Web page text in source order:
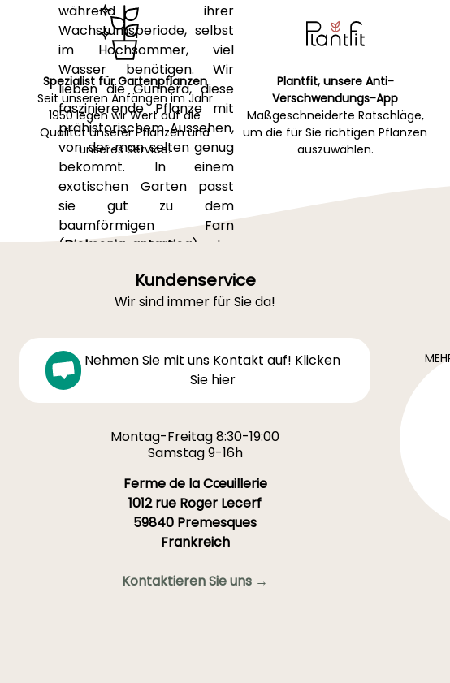
während ihrer
Wachstumsperiode, selbst
im Hochsommer, viel
Wasser benötigen. Wir
lieben die Gunnéra, diese
faszinierende Pflanze mit
prähistorischem Aussehen,
von der man selten genug
bekommt. In einem
exotischen Garten passt
sie gut zu dem
baumförmigen Farn
(Dicksonia antartica) oder
Böden mögen oder
tolerieren, wie Sabal und
Lesen Sie unseren Artikel
"Gunnera, Riesenrhabarber
aus Brasilien: pflanzen und
pflegen"
SIE LIEBEN SIE!
Meinungen
Spezialist für Gartenpflanzen
Seit unseren Anfängen im Jahr
1950 legen wir Wert auf die
Qualität unserer Pflanzen und
unseres Service.
Plantfit, unsere Anti-
Verschwendungs-App
Maßgeschneiderte Ratschläge,
um die für Sie richtigen Pflanzen
auszuwählen.
Kundenservice
Wir sind immer für Sie da!
Nehmen Sie mit uns Kontakt auf! Klicken
Sie hier
Montag-Freitag 8:30-19:00
Samstag 9-16h
Ferme de la Cœuillerie
1012 rue Roger Lecerf
59840 Premesques
Frankreich
Kontaktieren Sie uns →